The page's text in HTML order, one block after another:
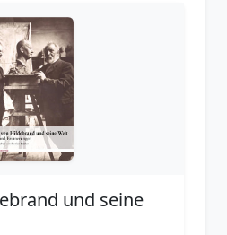
und seine